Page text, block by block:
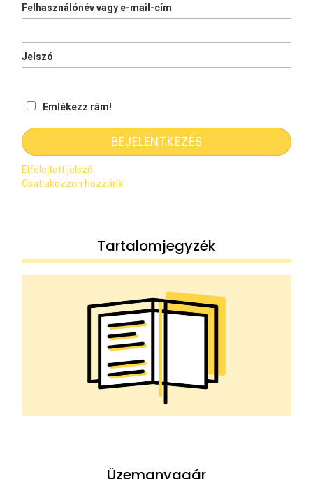
Felhasználónév vagy e-mail-cím
Jelszó
Emlékezz rám!
Elfelejtett jelszó
Csatlakozzon hozzánk!
Tartalomjegyzék
Üzemanyagár